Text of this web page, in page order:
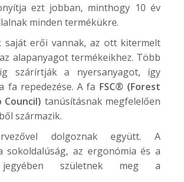
ezt jobban, minthogy 10 év
minden termékükre.
saját erői vannak, az ott kitermelt
alapanyagot termékeikhez. Több
szárírtják a nyersanyagot, így
fa repedezése. A fa FSC® (Forest
Council) tanúsításnak megfelelően
származik.
dolgoznak együtt. A
sokoldalúság, az ergonómia és a
jegyében születnek meg a